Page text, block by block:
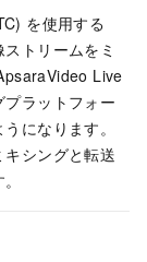
を使用する
トリームをミ
Live
ラットフォー
になります。
シングと転送